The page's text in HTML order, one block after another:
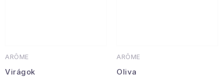
ARÔME
Virágok
ARÔME
Oliva